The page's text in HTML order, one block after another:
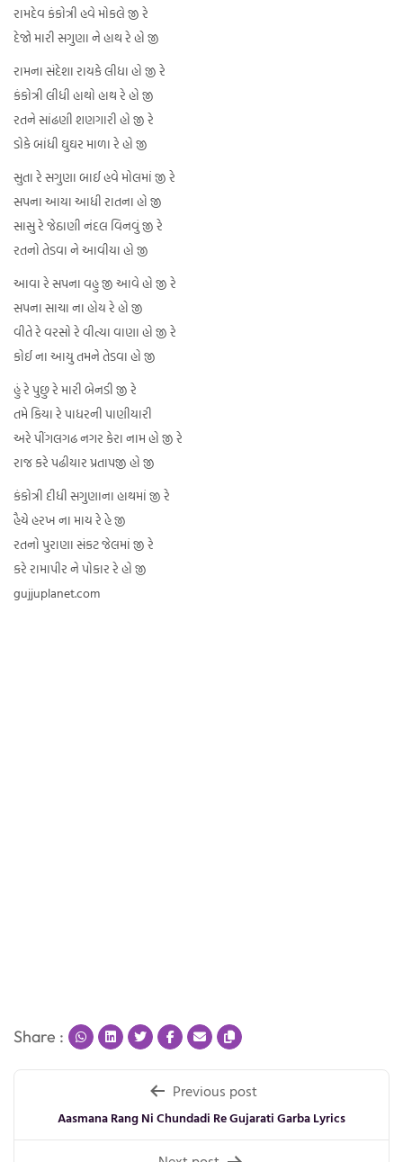
રામદેવ કંકોત્રી હવે મોકલે જી રે
દેજો મારી સગુણા ને હાથ રે હો જી
રામના સંદેશા રાયકે લીધા હો જી રે
કંકોત્રી લીધી હાથો હાથ રે હો જી
રતને સાંઢણી શણગારી હો જી રે
ડોકે બાંધી ઘુઘર માળા રે હો જી
સુતા રે સગુણા બાઈ હવે મોલમાં જી રે
સપના આયા આધી રાતના હો જી
સાસુ રે જેઠાણી નંદલ વિનવું જી રે
રતનો તેડવા ને આવીયા હો જી
આવા રે સપના વહુ જી આવે હો જી રે
સપના સાચા ના હોય રે હો જી
વીતે રે વરસો રે વીત્યા વાણા હો જી રે
કોઈ ના આયુ તમને તેડવા હો જી
હું રે પુછુ રે મારી બેનડી જી રે
તમે કિયા રે પાધરની પાણીયારી
અરે પીંગલગઢ નગર કેરા નામ હો જી રે
રાજ કરે પઢીયાર પ્રતાપજી હો જી
કંકોત્રી દીધી સગુણાના હાથમાં જી રે
હૈયે હરખ ના માય રે હે જી
રતનો પુરાણા સંકટ જેલમાં જી રે
કરે રામાપીર ને પોકાર રે હો જી
gujjuplanet.com
Share :
navigation
Previous post
Aasmana Rang Ni Chundadi Re Gujarati Garba Lyrics